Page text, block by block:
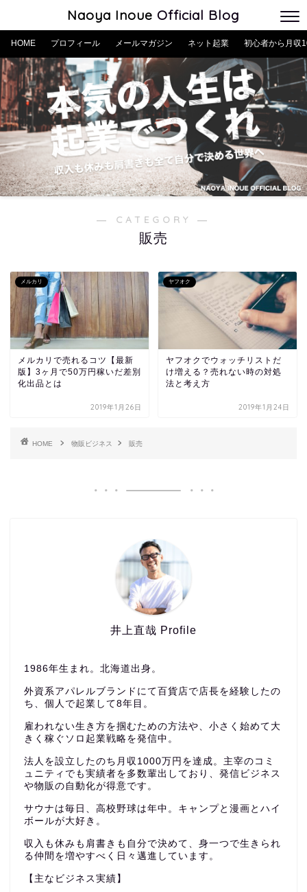
Naoya Inoue Official Blog
HOME プロフィール メールマガジン ネット起業 初心者から月収
― CATEGORY ―
販売
メルカリ
メルカリで売れるコツ【最新
版】3ヶ月で50万円稼いだ差別
化出品とは
2019年1月26日
ヤフオク
ヤフオクでウォッチリストだ
け増える？売れない時の対処
法と考え方
2019年1月24日
HOME 物販ビジネス 販売
井上直哉 Profile
1986年生まれ。北海道出身。
外資系アパレルブランドにて百貨店で店長を経験したの
ち、個人で起業して8年目。
雇われない生き方を掴むための方法や、小さく始めて大
きく稼ぐソロ起業戦略を発信中。
法人を設立したのち月収1000万円を達成。主宰のコミ
ュニティでも実績者を多数輩出しており、発信ビジネス
や物販の自動化が得意です。
サウナは毎日、高校野球は年中。キャンプと漫画とハイ
ボールが大好き。
収入も休みも肩書きも自分で決めて、身一つで生きられ
る仲間を増やすべく日々邁進しています。
【主なビジネス実績】